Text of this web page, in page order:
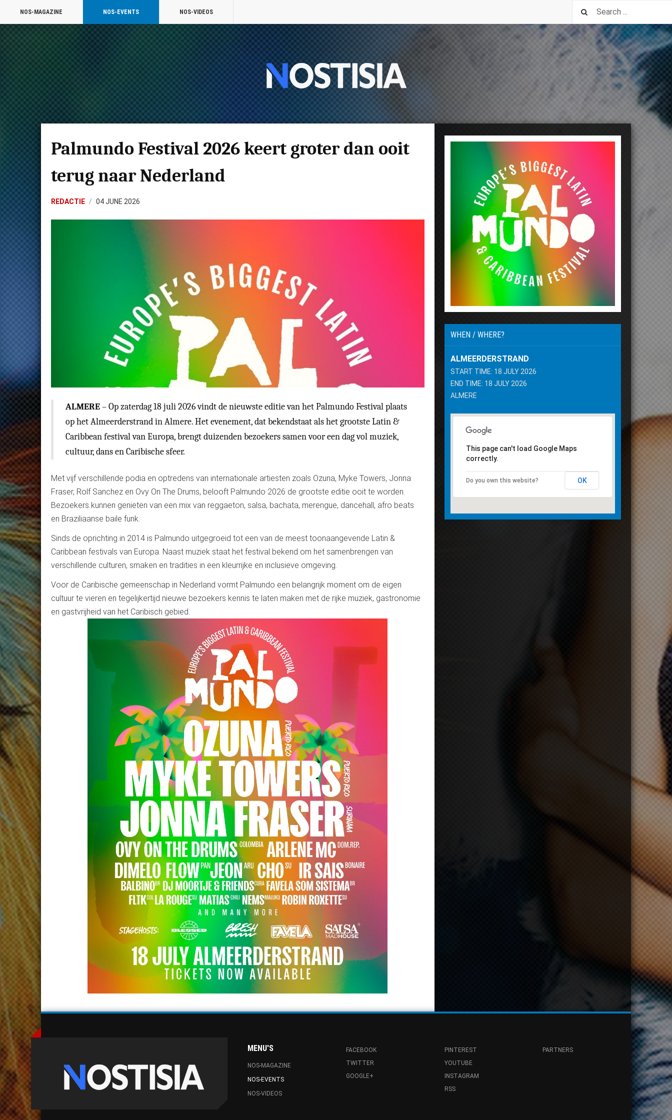
NOS-MAGAZINE NOS-EVENTS NOS-VIDEOS
Palmundo Festival 2026 keert groter dan ooit
terug naar Nederland
REDACTIE 04 JUNE 2026
ALMERE– Op zaterdag 18 juli 2026 vindt de nieuwste editie van het Palmundo Festival plaats
op het Almeerderstrand in Almere. Het evenement, dat bekendstaat als het grootste Latin &
Caribbean festival van Europa, brengt duizenden bezoekers samen voor een dag vol muziek,
cultuur, dans en Caribische sfeer.
Met vijf verschillende podia en optredens van internationale artiesten zoals Ozuna, Myke Towers, Jonna
Fraser, Rolf Sanchez en Ovy On The Drums, belooft Palmundo 2026 de grootste editie ooit te worden.
Bezoekers kunnen genieten van een mix van reggaeton, salsa, bachata, merengue, dancehall, afro beats
en Braziliaanse baile funk.
Sinds de oprichting in 2014 is Palmundo uitgegroeid tot een van de meest toonaangevende Latin &
Caribbean festivals van Europa. Naast muziek staat het festival bekend om het samenbrengen van
verschillende culturen, smaken en tradities in een kleurrijke en inclusieve omgeving.
Voor de Caribische gemeenschap in Nederland vormt Palmundo een belangrijk moment om de eigen
cultuur te vieren en tegelijkertijd nieuwe bezoekers kennis te laten maken met de rijke muziek, gastronomie
en gastvrijheid van het Caribisch gebied.
WHEN / WHERE?
ALMEERDERSTRAND
START TIME: 18 JULY 2026
END TIME: 18 JULY 2026
ALMERE
This page can't load Google Maps
correctly.
Do you own this website? OK
MENU'S
NOS-MAGAZINE
NOS-EVENTS
NOS-VIDEOS
FACEBOOK
TWITTER
GOOGLE+
PINTEREST
YOUTUBE
INSTAGRAM
RSS
PARTNERS